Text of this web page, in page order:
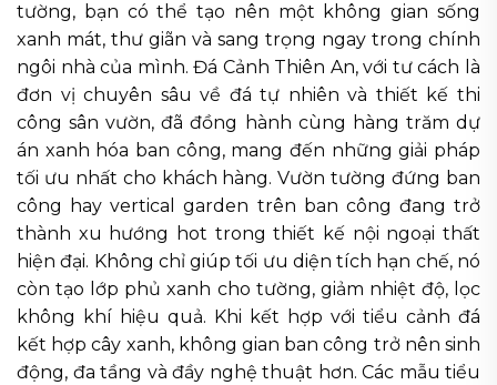
tường, bạn có thể tạo nên một không gian sống
xanh mát, thư giãn và sang trọng ngay trong chính
ngôi nhà của mình. Đá Cảnh Thiên An, với tư cách là
đơn vị chuyên sâu về đá tự nhiên và thiết kế thi
công sân vườn, đã đồng hành cùng hàng trăm dự
án xanh hóa ban công, mang đến những giải pháp
tối ưu nhất cho khách hàng. Vườn tường đứng ban
công hay vertical garden trên ban công đang trở
thành xu hướng hot trong thiết kế nội ngoại thất
hiện đại. Không chỉ giúp tối ưu diện tích hạn chế, nó
còn tạo lớp phủ xanh cho tường, giảm nhiệt độ, lọc
không khí hiệu quả. Khi kết hợp với tiểu cảnh đá
kết hợp cây xanh, không gian ban công trở nên sinh
động, đa tầng và đầy nghệ thuật hơn. Các mẫu tiểu